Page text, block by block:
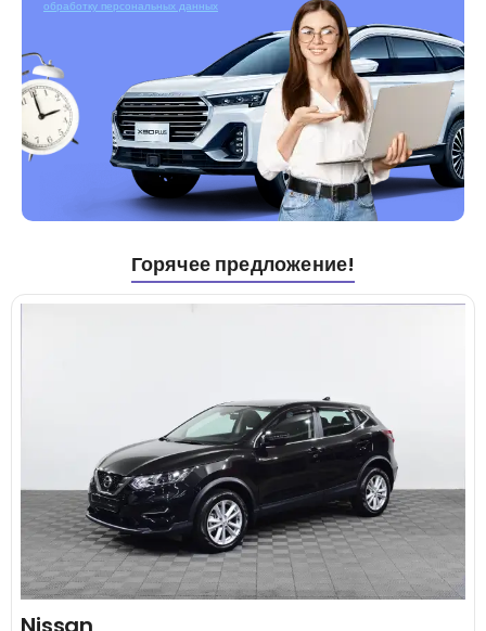
обработку персональных данных
Горячее предложение!